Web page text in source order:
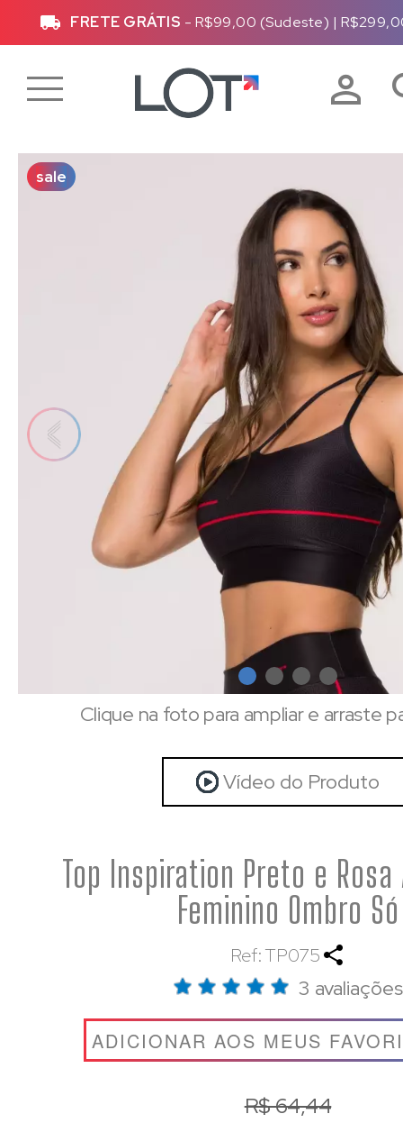
FRETE GRÁTIS - R$99,00 (Sudeste) |
sale
Clique na foto para ampliar e arraste
Vídeo do Produto
Top Inspiration Preto e Rosa
Feminino Ombro Só
Ref: TP075
3 avaliações
ADICIONAR AOS MEUS
R$ 64,44